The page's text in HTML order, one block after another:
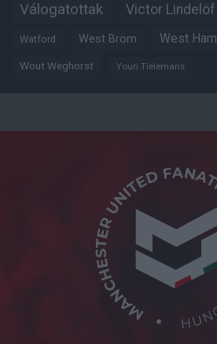
Válogatottak Victor Lindelöf
Watford West Brom West Ham
Wout Weghorst Youri Tielemans